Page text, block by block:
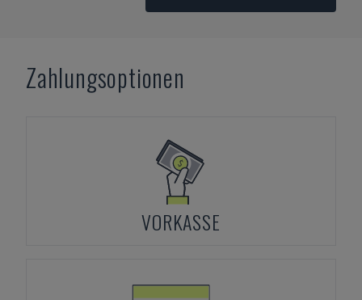
Zahlungsoptionen
VORKASSE